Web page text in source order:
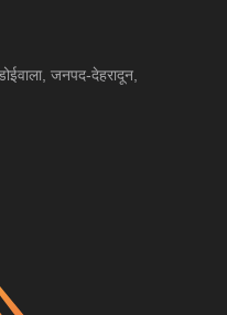
जनपद-देहरादून,